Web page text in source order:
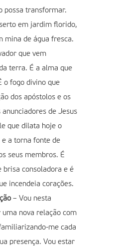
possa transformar.
em jardim florido,
mina de água fresca.
que vem
terra. É a alma que
o fogo divino que
dos apóstolos e os
de Jesus
que dilata hoje o
a torna fonte de
seus membros. É
brisa consoladora e é
incendeia corações.
– Vou nesta
nova relação com
me cada
presença. Vou estar